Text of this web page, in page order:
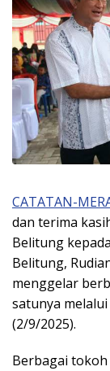
CATATAN-
dan terima
Belitung
Belitung,
menggelar
satunya
(2/9/2025).
Berbagai